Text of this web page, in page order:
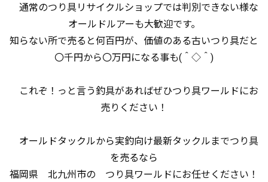
通常のつり具リサイクルショップでは判別できない様な
オールドルアーも大歓迎です。
知らない所で売ると何百円が、価値のある古いつり具だと
〇千円から〇万円になる事も(＾◇＾)
これぞ！っと言う釣具があればぜひつり具ワールドにお
売りください！
オールドタックルから実釣向け最新タックルまでつり具
を売るなら
福岡県 北九州市の つり具ワールドにお任せください！